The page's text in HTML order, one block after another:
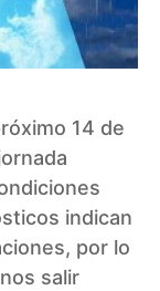
14 de
indican
por lo
salir